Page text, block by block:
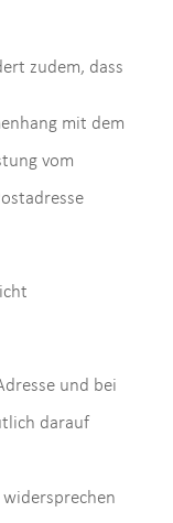
zudem, dass
mit dem
vom
und bei
darauf